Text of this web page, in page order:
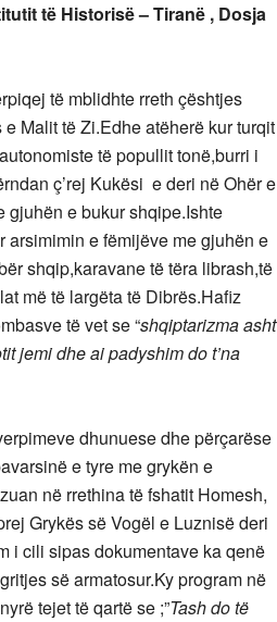
të Historisë – Tiranë , Dosja
të mblidhte rreth çështjes
Malit të Zi.Edhe atëherë kur turqit
të popullit tonë,burri i
ç’rej Kukësi e deri në Ohër e
gjuhën e bukur shqipe.Ishte
arsimimin e fëmijëve me gjuhën e
shqip,karavane të tëra librash,të
më të largëta të Dibrës.Hafiz
të vet se “shqiptarizma asht
jemi dhe ai padyshim do t’na
dhunuese dhe përçarëse
e tyre me grykën e
në rrethina të fshatit Homesh,
Grykës së Vogël e Luznisë deri
i cili sipas dokumentave ka qenë
së armatosur.Ky program në
tejet të qartë se ;”Tash do të